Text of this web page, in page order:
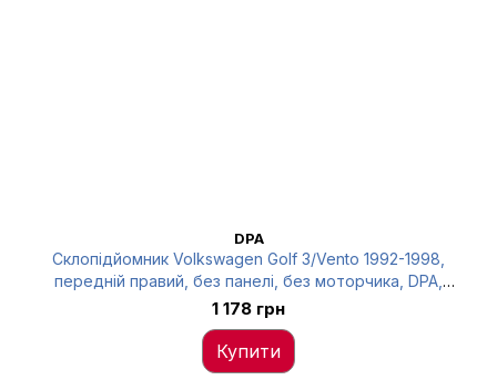
DPA
Склопідйомник Volkswagen Golf 3/Vento 1992-1998,
передній правий, без панелі, без моторчика, DPA,
88370089702
1 178 грн
Купити